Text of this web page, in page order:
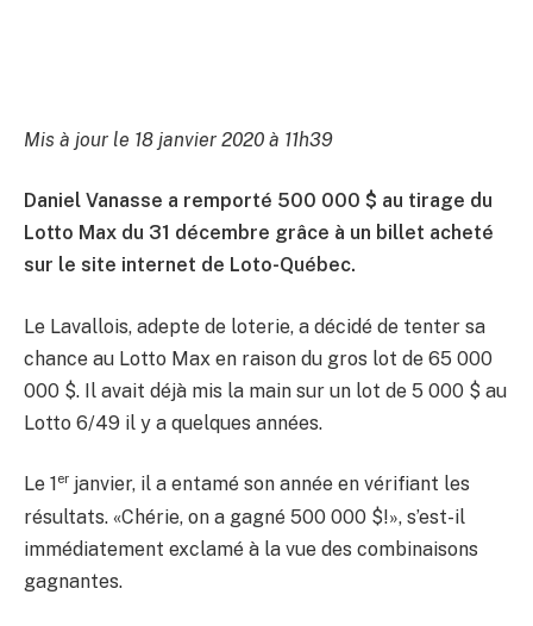
Mis à jour le 18 janvier 2020 à 11h39
Daniel Vanasse a remporté 500 000 $ au tirage du
Lotto Max du 31 décembre grâce à un billet acheté
sur le site internet de Loto-Québec.
Le Lavallois, adepte de loterie, a décidé de tenter sa
chance au Lotto Max en raison du gros lot de 65 000
000 $. Il avait déjà mis la main sur un lot de 5 000 $ au
Lotto 6/49 il y a quelques années.
Le 1 er janvier, il a entamé son année en vérifiant les
résultats. «Chérie, on a gagné 500 000 $!», s’est-il
immédiatement exclamé à la vue des combinaisons
gagnantes.